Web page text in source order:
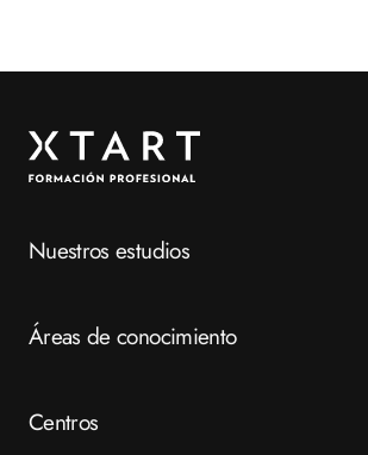
Nuestros estudios
Grados Medios
Especializaciones
Áreas de conocimiento
Emergencias
Centros